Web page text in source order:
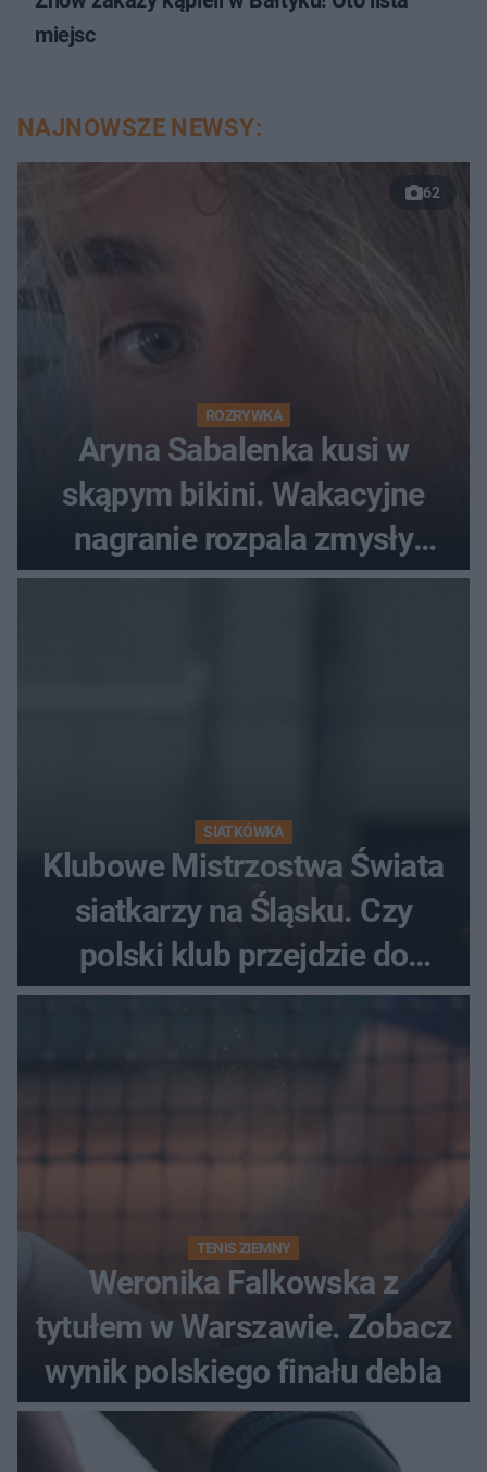
miejsc
NAJNOWSZE NEWSY:
62
ROZRYWKA
Aryna Sabalenka kusi w
skąpym bikini. Wakacyjne
nagranie rozpala zmysły
fanów
SIATKÓWKA
Klubowe Mistrzostwa Świata
siatkarzy na Śląsku. Czy
polski klub przejdzie do
historii
TENIS ZIEMNY
Weronika Falkowska z
tytułem w Warszawie. Zobacz
wynik polskiego finału debla